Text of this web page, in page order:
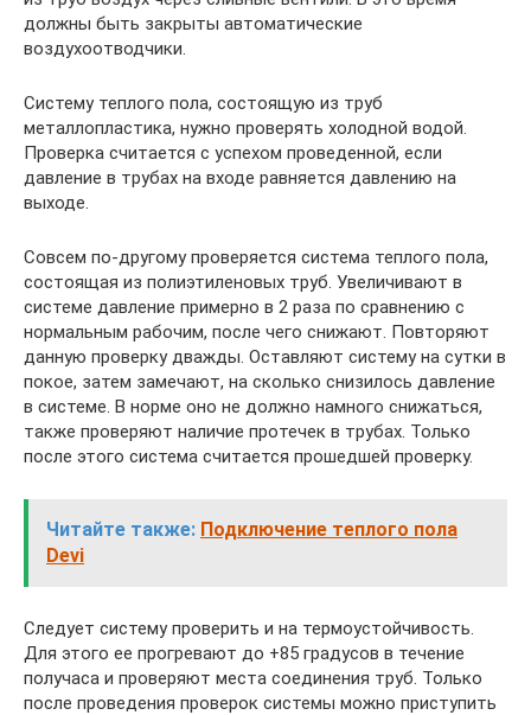
должны быть закрыты автоматические
воздухоотводчики.
Систему теплого пола, состоящую из труб
металлопластика, нужно проверять холодной водой.
Проверка считается с успехом проведенной, если
давление в трубах на входе равняется давлению на
выходе.
Совсем по-другому проверяется система теплого пола,
состоящая из полиэтиленовых труб. Увеличивают в
системе давление примерно в 2 раза по сравнению с
нормальным рабочим, после чего снижают. Повторяют
данную проверку дважды. Оставляют систему на сутки в
покое, затем замечают, на сколько снизилось давление
в системе. В норме оно не должно намного снижаться,
также проверяют наличие протечек в трубах. Только
после этого система считается прошедшей проверку.
Читайте также: Подключение теплого пола
Devi
Следует систему проверить и на термоустойчивость.
Для этого ее прогревают до +85 градусов в течение
получаса и проверяют места соединения труб. Только
после проведения проверок системы можно приступить